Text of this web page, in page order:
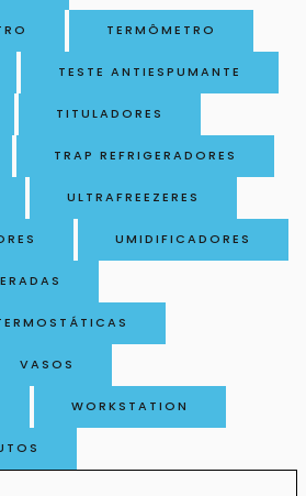
TERMÔMETRO
TESTE ANTIESPUMANTE
TITULADORES
TRAP REFRIGERADORES
ULTRAFREEZERES
UMIDIFICADORES
VASOS
WORKSTATION